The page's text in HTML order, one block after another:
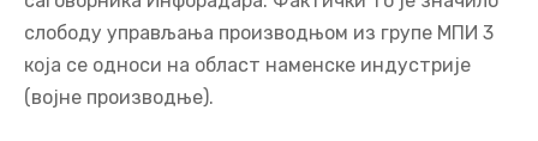
слободу управљања производњом из групе МПИ 3
која се односи на област наменске индустрије
(војне производње).